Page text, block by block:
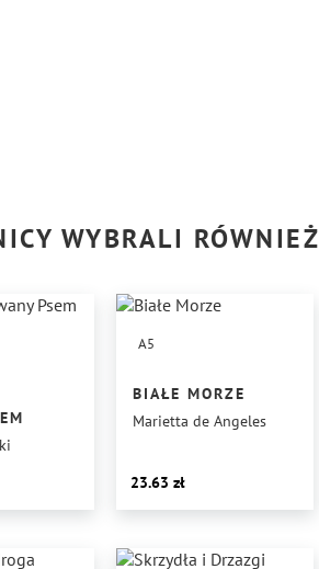
WYBRALI RÓWNIEŻ
A5
BIAŁE MORZE
Marietta de Angeles
23.63